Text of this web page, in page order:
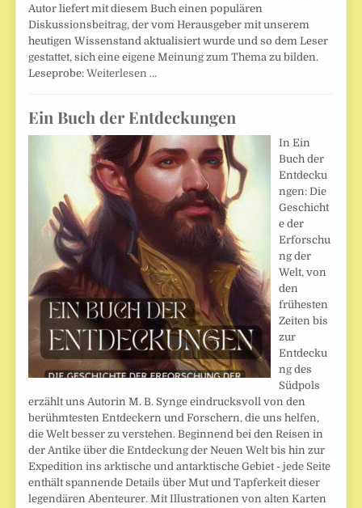
Autor liefert mit diesem Buch einen populären
Diskussionsbeitrag, der vom Herausgeber mit unserem
heutigen Wissenstand aktualisiert wurde und so dem Leser
gestattet, sich eine eigene Meinung zum Thema zu bilden.
Leseprobe:Weiterlesen …
Ein Buch der Entdeckungen
In Ein
Buch der
Entdecku
ngen: Die
Geschicht
e der
Erforschu
ng der
Welt, von
den
frühesten
Zeiten bis
zur
Entdecku
ng des
Südpols
erzählt uns Autorin M. B. Synge eindrucksvoll von den
berühmtesten Entdeckern und Forschern, die uns helfen,
die Welt besser zu verstehen. Beginnend bei den Reisen in
der Antike über die Entdeckung der Neuen Welt bis hin zur
Expedition ins arktische und antarktische Gebiet - jede Seite
enthält spannende Details über Mut und Tapferkeit dieser
legendären Abenteurer. Mit Illustrationen von alten Karten